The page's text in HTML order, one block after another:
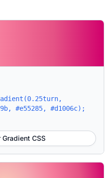
#e55285, #d1006c);
CSS